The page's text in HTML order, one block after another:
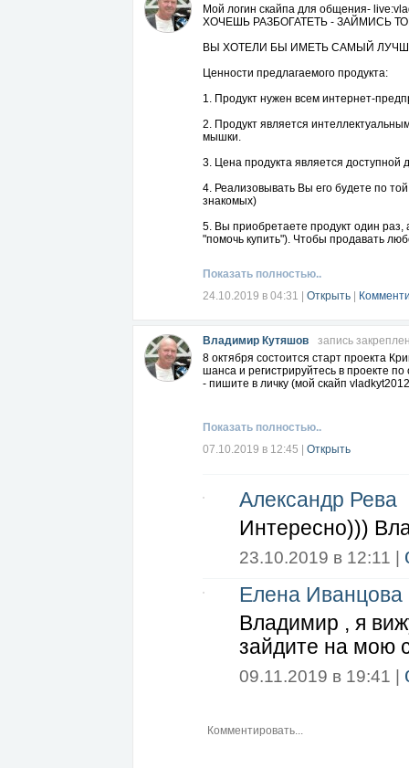
Для того, чтобы Ваша команда
Есть четыре основных этапа в
над планкой финансовых ограничений.
ТОЛЬКО ПОМНИТЕ ГЛАВНЫЙ
В нашей команде найдут место те, кто
Сетевики-профессионалы,
Записывайтесь на бесплатные
улучшении Вашей жизни!
Мой логин скайпа для общения-
ХОЧЕШЬ РАЗБОГАТЕТЬ - ЗАЙМИСЬ
ВЫ ХОТЕЛИ БЫ ИМЕТЬ САМЫЙ
Ценности предлагаемого продукта:
1. Продукт нужен всем интернет-
2. Продукт является
мышки.
3. Цена продукта является доступной
4. Реализовывать Вы его будете по
знакомых)
5. Вы приобретаете продукт один раз,
"помочь купить"). Чтобы продавать
прибылью от своих продаж.
продаж.
одном месте!
ЗАБИРАЙТЕ ПРОДУКТ (1000
collection.info/p/Vovasan
Показать полностью..
24.10.2019 в 04:31
Открыть
Владимир Кутяшов
запись
8 октября состоится старт проекта
шанса и регистрируйтесь в проекте
- пишите в личку (мой скайп
Показать полностью..
07.10.2019 в 12:45
Открыть
Александр Рева
Интересно)))
23.10.2019 в 12:11 |
Елена Иванцова
Владимир , я
зайдите на мою
09.11.2019 в 19:41 |